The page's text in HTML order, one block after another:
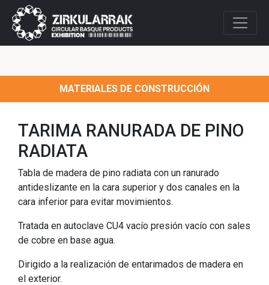
MATERIALES DE CONSTRUCCIÓN
TARIMA RANURADA DE PINO
RADIATA
Tabla de madera de pino radiata con un ranurado
antideslizante en la cara superior y dos canales en la
cara inferior para evitar movimientos.
Tratada en autoclave CU4 vacío presión vacío con sales
de cobre en base agua.
Dirigido a la realización de entarimados de madera en
el exterior.